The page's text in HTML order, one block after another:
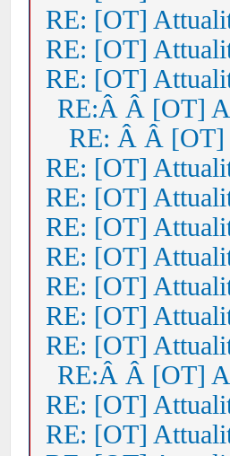
RE: [OT]
RE: [OT]
RE: [OT]
RE:Â Â [OT]
RE: Â Â
RE: [OT]
RE: [OT]
RE: [OT]
RE: [OT]
RE: [OT]
RE: [OT]
RE: [OT]
RE:Â Â [OT]
RE: [OT]
RE: [OT]